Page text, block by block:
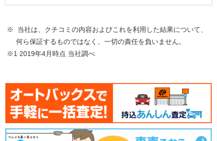
※ 当社は、クチコミの内容およびこれを利用した結果について、
何ら保証するものではなく、一切の責任を負いません。
※1 2019年4月時点 当社調べ